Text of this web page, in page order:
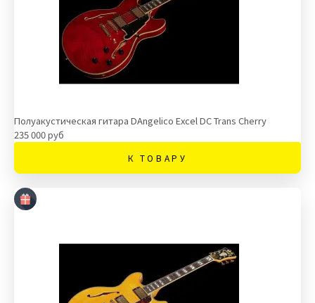
Полуакустическая гитара DAngelico Excel DC Trans Cherry
235 000 руб
К ТОВАРУ